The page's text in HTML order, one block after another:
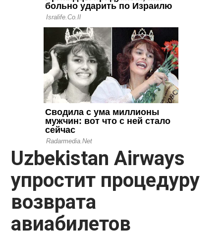
Uzbekistan Airways
упростит процедуру
возврата
авиабилетов